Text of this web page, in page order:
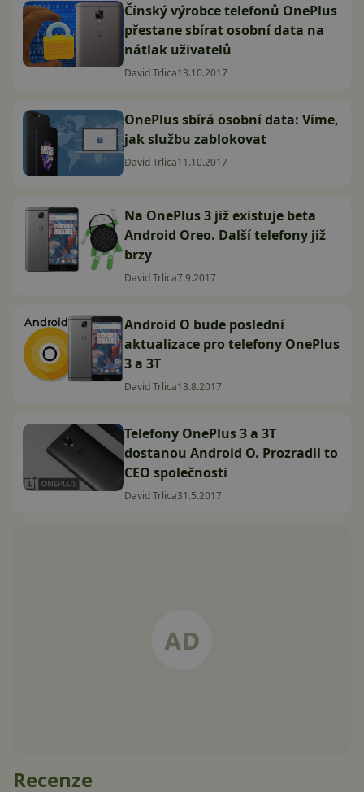
Čínský výrobce telefonů OnePlus
přestane sbírat osobní data na
nátlak uživatelů
David Trlica13.10.2017
OnePlus sbírá osobní data: Víme,
jak službu zablokovat
David Trlica11.10.2017
Na OnePlus 3 již existuje beta
Android Oreo. Další telefony již
brzy
David Trlica7.9.2017
Android O bude poslední
aktualizace pro telefony OnePlus
3 a 3T
David Trlica13.8.2017
Telefony OnePlus 3 a 3T
dostanou Android O. Prozradil to
CEO společnosti
David Trlica31.5.2017
Recenze